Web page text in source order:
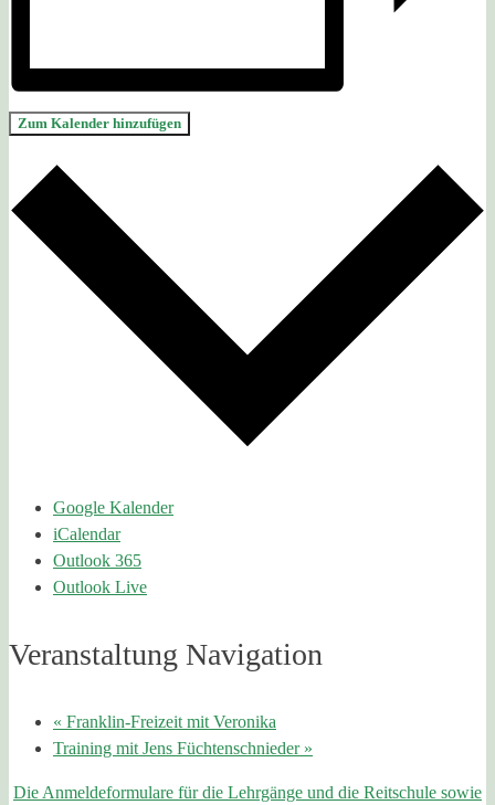
Zum Kalender hinzufügen
Google Kalender
iCalendar
Outlook 365
Outlook Live
Veranstaltung Navigation
« Franklin-Freizeit mit Veronika
Training mit Jens Füchtenschnieder »
Die Anmeldeformulare für die Lehrgänge und die Reitschule sowie